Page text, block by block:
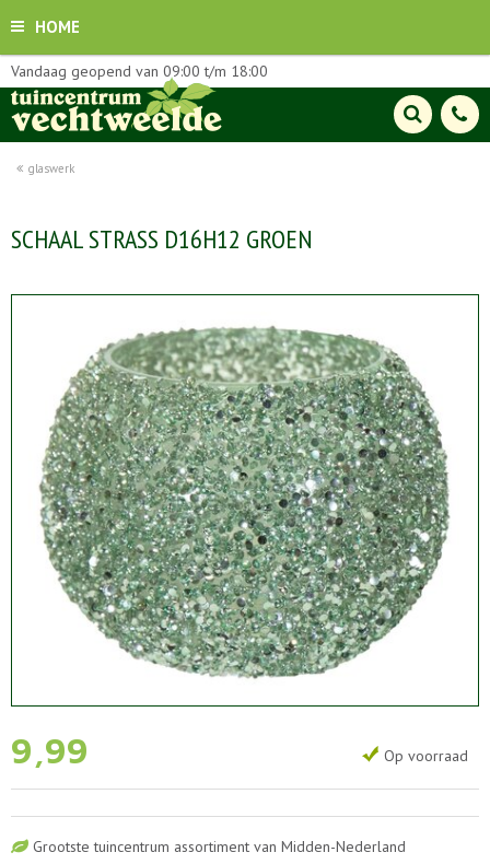
HOME
glaswerk
Vandaag geopend van 09:00 t/m 18:00
SCHAAL STRASS D16H12 GROEN
9,99 Op voorraad
Grootste tuincentrum assortiment van Midden-Nederland